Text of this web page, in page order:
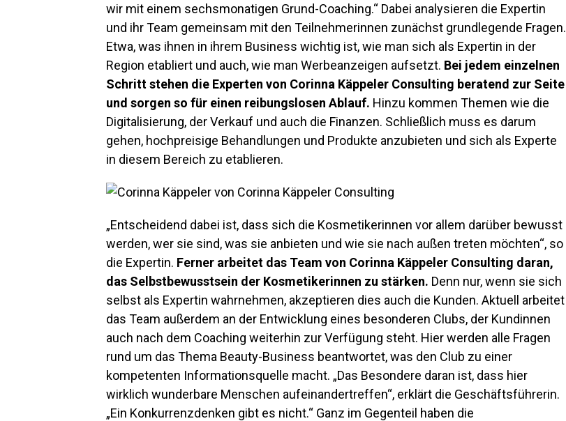
wir mit einem sechsmonatigen Grund-Coaching.“ Dabei analysieren die Expertin
und ihr Team gemeinsam mit den Teilnehmerinnen zunächst grundlegende Fragen.
Etwa, was ihnen in ihrem Business wichtig ist, wie man sich als Expertin in der
Region etabliert und auch, wie man Werbeanzeigen aufsetzt. Bei jedem einzelnen
Schritt stehen die Experten von Corinna Käppeler Consulting beratend zur Seite
und sorgen so für einen reibungslosen Ablauf. Hinzu kommen Themen wie die
Digitalisierung, der Verkauf und auch die Finanzen. Schließlich muss es darum
gehen, hochpreisige Behandlungen und Produkte anzubieten und sich als Experte
in diesem Bereich zu etablieren.
„Entscheidend dabei ist, dass sich die Kosmetikerinnen vor allem darüber bewusst
werden, wer sie sind, was sie anbieten und wie sie nach außen treten möchten“, so
die Expertin. Ferner arbeitet das Team von Corinna Käppeler Consulting daran,
das Selbstbewusstsein der Kosmetikerinnen zu stärken. Denn nur, wenn sie sich
selbst als Expertin wahrnehmen, akzeptieren dies auch die Kunden. Aktuell arbeitet
das Team außerdem an der Entwicklung eines besonderen Clubs, der Kundinnen
auch nach dem Coaching weiterhin zur Verfügung steht. Hier werden alle Fragen
rund um das Thema Beauty-Business beantwortet, was den Club zu einer
kompetenten Informationsquelle macht. „Das Besondere daran ist, dass hier
wirklich wunderbare Menschen aufeinandertreffen“, erklärt die Geschäftsführerin.
„Ein Konkurrenzdenken gibt es nicht.“ Ganz im Gegenteil haben die